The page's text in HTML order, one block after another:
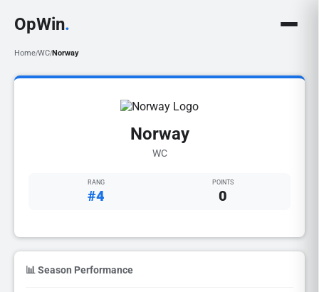
OpWin.
Home/WC/Norway
Norway
WC
RANG
#4
POINTS
0
📊 Season Performance